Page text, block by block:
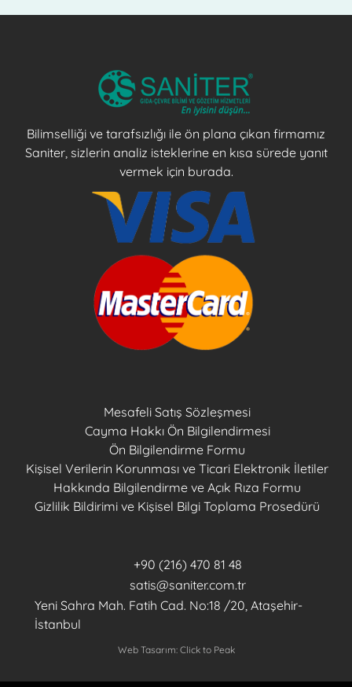
Bilimselliği ve tarafsızlığı ile ön plana çıkan firmamız
Saniter, sizlerin analiz isteklerine en kısa sürede yanıt
vermek için burada.
Mesafeli Satış Sözleşmesi
Cayma Hakkı Ön Bilgilendirmesi
Ön Bilgilendirme Formu
Kişisel Verilerin Korunması ve Ticari Elektronik İletiler
Hakkında Bilgilendirme ve Açık Rıza Formu
Gizlilik Bildirimi ve Kişisel Bilgi Toplama Prosedürü
+90 (216) 470 81 48
satis@saniter.com.tr
Yeni Sahra Mah. Fatih Cad. No:18 /20, Ataşehir-
İstanbul
Web Tasarım: Click to Peak